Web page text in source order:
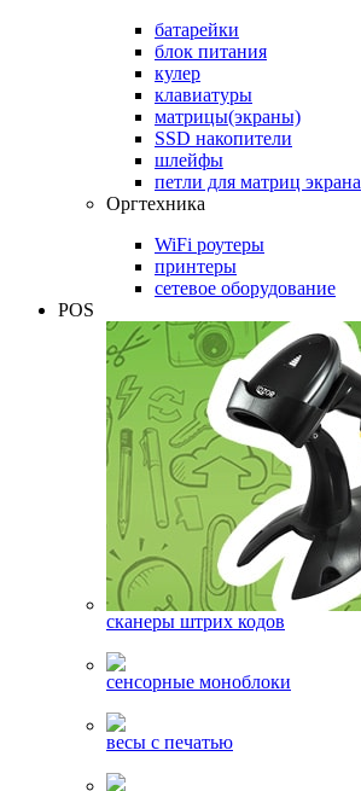
батарейки
блок питания
кулер
клавиатуры
матрицы(экраны)
SSD накопители
шлейфы
петли для матриц экрана
Оргтехника
WiFi роутеры
принтеры
сетевое оборудование
POS
сканеры штрих кодов
сенсорные моноблоки
весы с печатью